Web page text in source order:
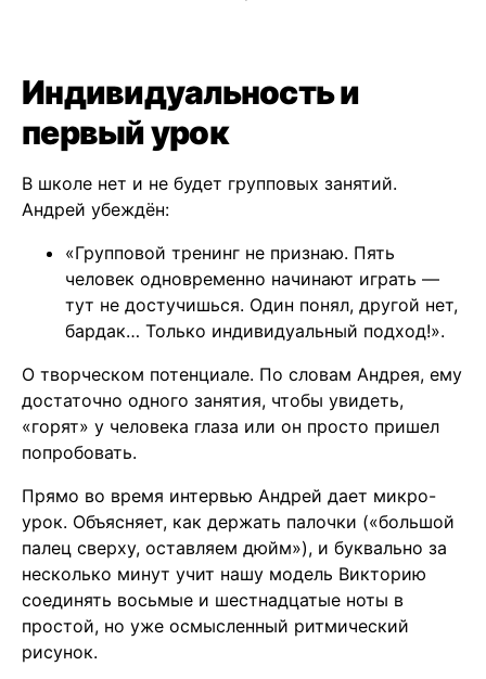
Индивидуальность и
первый урок
В школе нет и не будет групповых занятий.
Андрей убеждён:
«Групповой тренинг не признаю. Пять
человек одновременно начинают играть —
тут не достучишься. Один понял, другой нет,
бардак… Только индивидуальный подход!».
О творческом потенциале. По словам Андрея, ему
достаточно одного занятия, чтобы увидеть,
«горят» у человека глаза или он просто пришел
попробовать.
Прямо во время интервью Андрей дает микро-
урок. Объясняет, как держать палочки («большой
палец сверху, оставляем дюйм»), и буквально за
несколько минут учит нашу модель Викторию
соединять восьмые и шестнадцатые ноты в
простой, но уже осмысленный ритмический
рисунок.